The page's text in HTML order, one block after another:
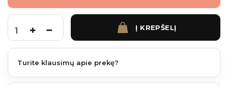
produkto kiekis: Boston vartelių stulpas 90x90x2750mm Pilkas (RAL7016)
Į KREPŠELĮ
Turite klausimų apie prekę?